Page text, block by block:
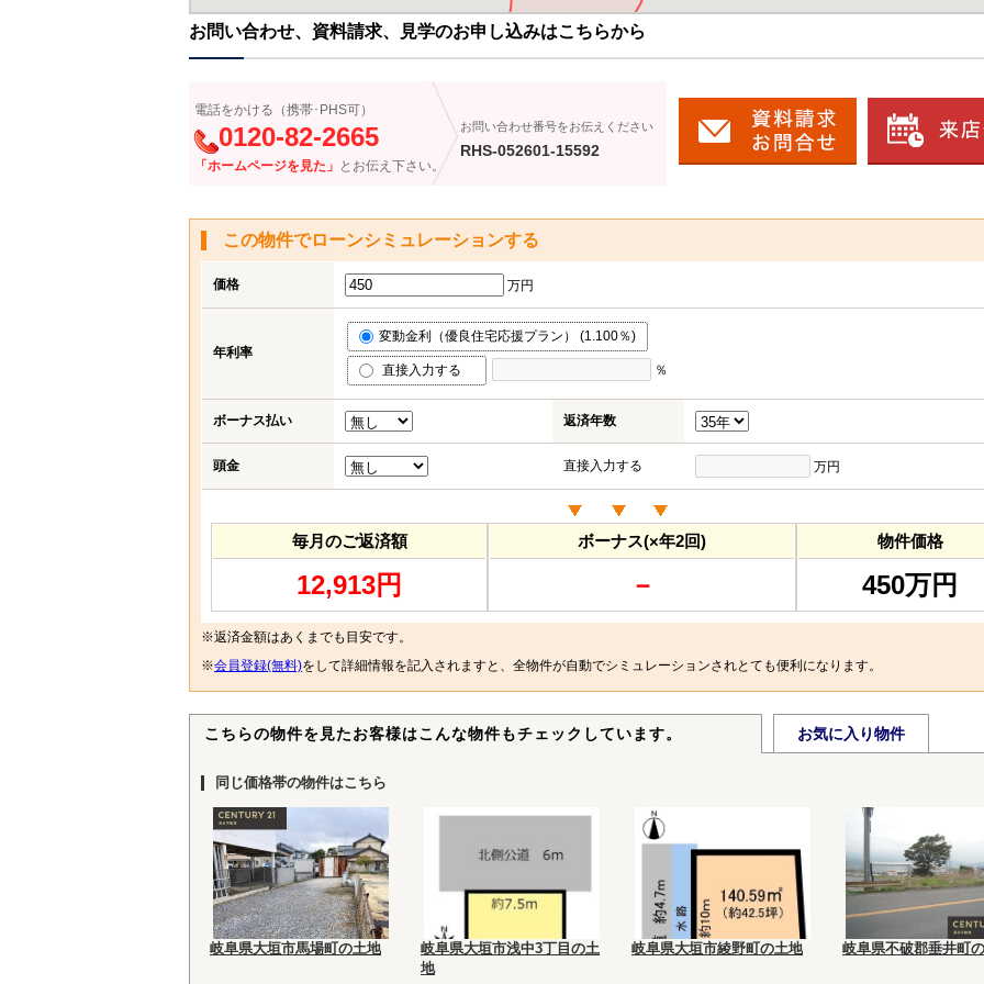
お問い合わせ、資料請求、見学のお申し込みはこちらから
電話をかける（携帯･PHS可）
0120-82-2665
「ホームページを見た」 とお伝え下さい。
お問い合わせ番号をお伝えください
RHS-052601-15592
この物件でローンシミュレーションする
価格 万円
年利率
変動金利（優良住宅応援プラン） (1.100％)
直接入力する ％
ボーナス払い 返済年数
頭金 直接入力する 万円
毎月のご返済額
12,913円
ボーナス(×年2回)
－
物件価格
450万円
※返済金額はあくまでも目安です。
※会員登録(無料)をして詳細情報を記入されますと、全物件が自動でシミュレーションされとても便利になります。
こちらの物件を見たお客様はこんな物件もチェックしています。 お気に入り物件
同じ価格帯の物件はこちら
岐阜県大垣市馬場町の土地
岐阜県大垣市浅中3丁目の土
地
岐阜県大垣市綾野町の土地 岐阜県不破郡垂井町